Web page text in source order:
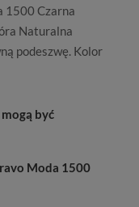
1500 Czarna
Naturalna
podeszwę. Kolor
być
Moda 1500